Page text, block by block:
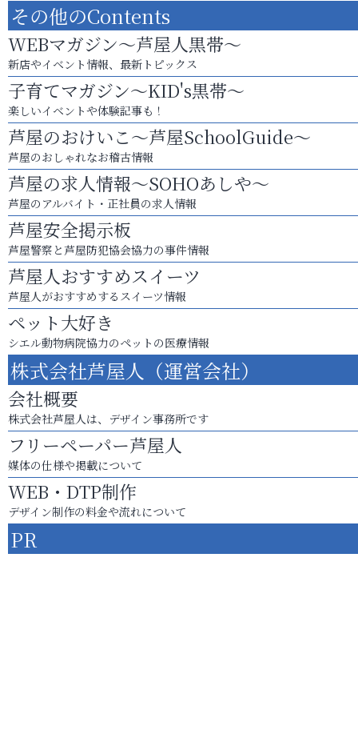
その他のContents
WEBマガジン～芦屋人黒帯～
新店やイベント情報、最新トピックス
子育てマガジン～KID's黒帯～
楽しいイベントや体験記事も！
芦屋のおけいこ～芦屋SchoolGuide～
芦屋のおしゃれなお稽古情報
芦屋の求人情報～SOHOあしや～
芦屋のアルバイト・正社員の求人情報
芦屋安全掲示板
芦屋警察と芦屋防犯協会協力の事件情報
芦屋人おすすめスイーツ
芦屋人がおすすめするスイーツ情報
ペット大好き
シエル動物病院協力のペットの医療情報
株式会社芦屋人（運営会社）
会社概要
株式会社芦屋人は、デザイン事務所です
フリーペーパー芦屋人
媒体の仕様や掲載について
WEB・DTP制作
デザイン制作の料金や流れについて
PR